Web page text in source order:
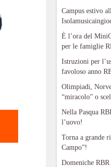
Campus estivo
È l’ora del
per le famiglie
Istruzioni per
favoloso anno
Olimpiadi,
“miracolo” o
Nella Pasqua
l’uovo!
Torna a grande
Campo”!
Domeniche